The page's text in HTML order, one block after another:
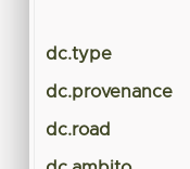
dc.type
dc.provenance
dc.road